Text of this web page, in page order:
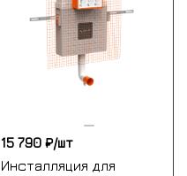
15 790 ₽/шт
Инсталляция для